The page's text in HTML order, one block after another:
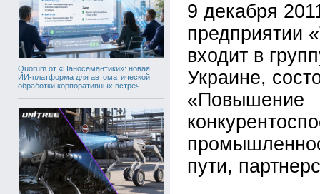
Quorum от «Наносемантики»: новая
ИИ-платформа для автоматической
обработки корпоративных встреч
9 декабря
предприятии
входит в
Украине,
«Повышение
пути,